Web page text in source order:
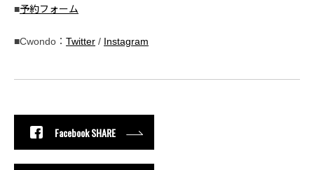
■予約フォーム
■Cwondo： Twitter / Instagram
Facebook SHARE